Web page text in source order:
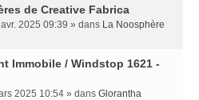
de Creative Fabrica
2025 09:39 » dans La Noosphère
Immobile / Windstop 1621 -
2025 10:54 » dans Glorantha